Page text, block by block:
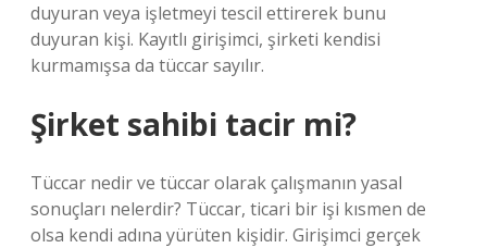
duyuran veya işletmeyi tescil ettirerek bunu
duyuran kişi. Kayıtlı girişimci, şirketi kendisi
kurmamışsa da tüccar sayılır.
Şirket sahibi tacir mi?
Tüccar nedir ve tüccar olarak çalışmanın yasal
sonuçları nelerdir? Tüccar, ticari bir işi kısmen de
olsa kendi adına yürüten kişidir. Girişimci gerçek